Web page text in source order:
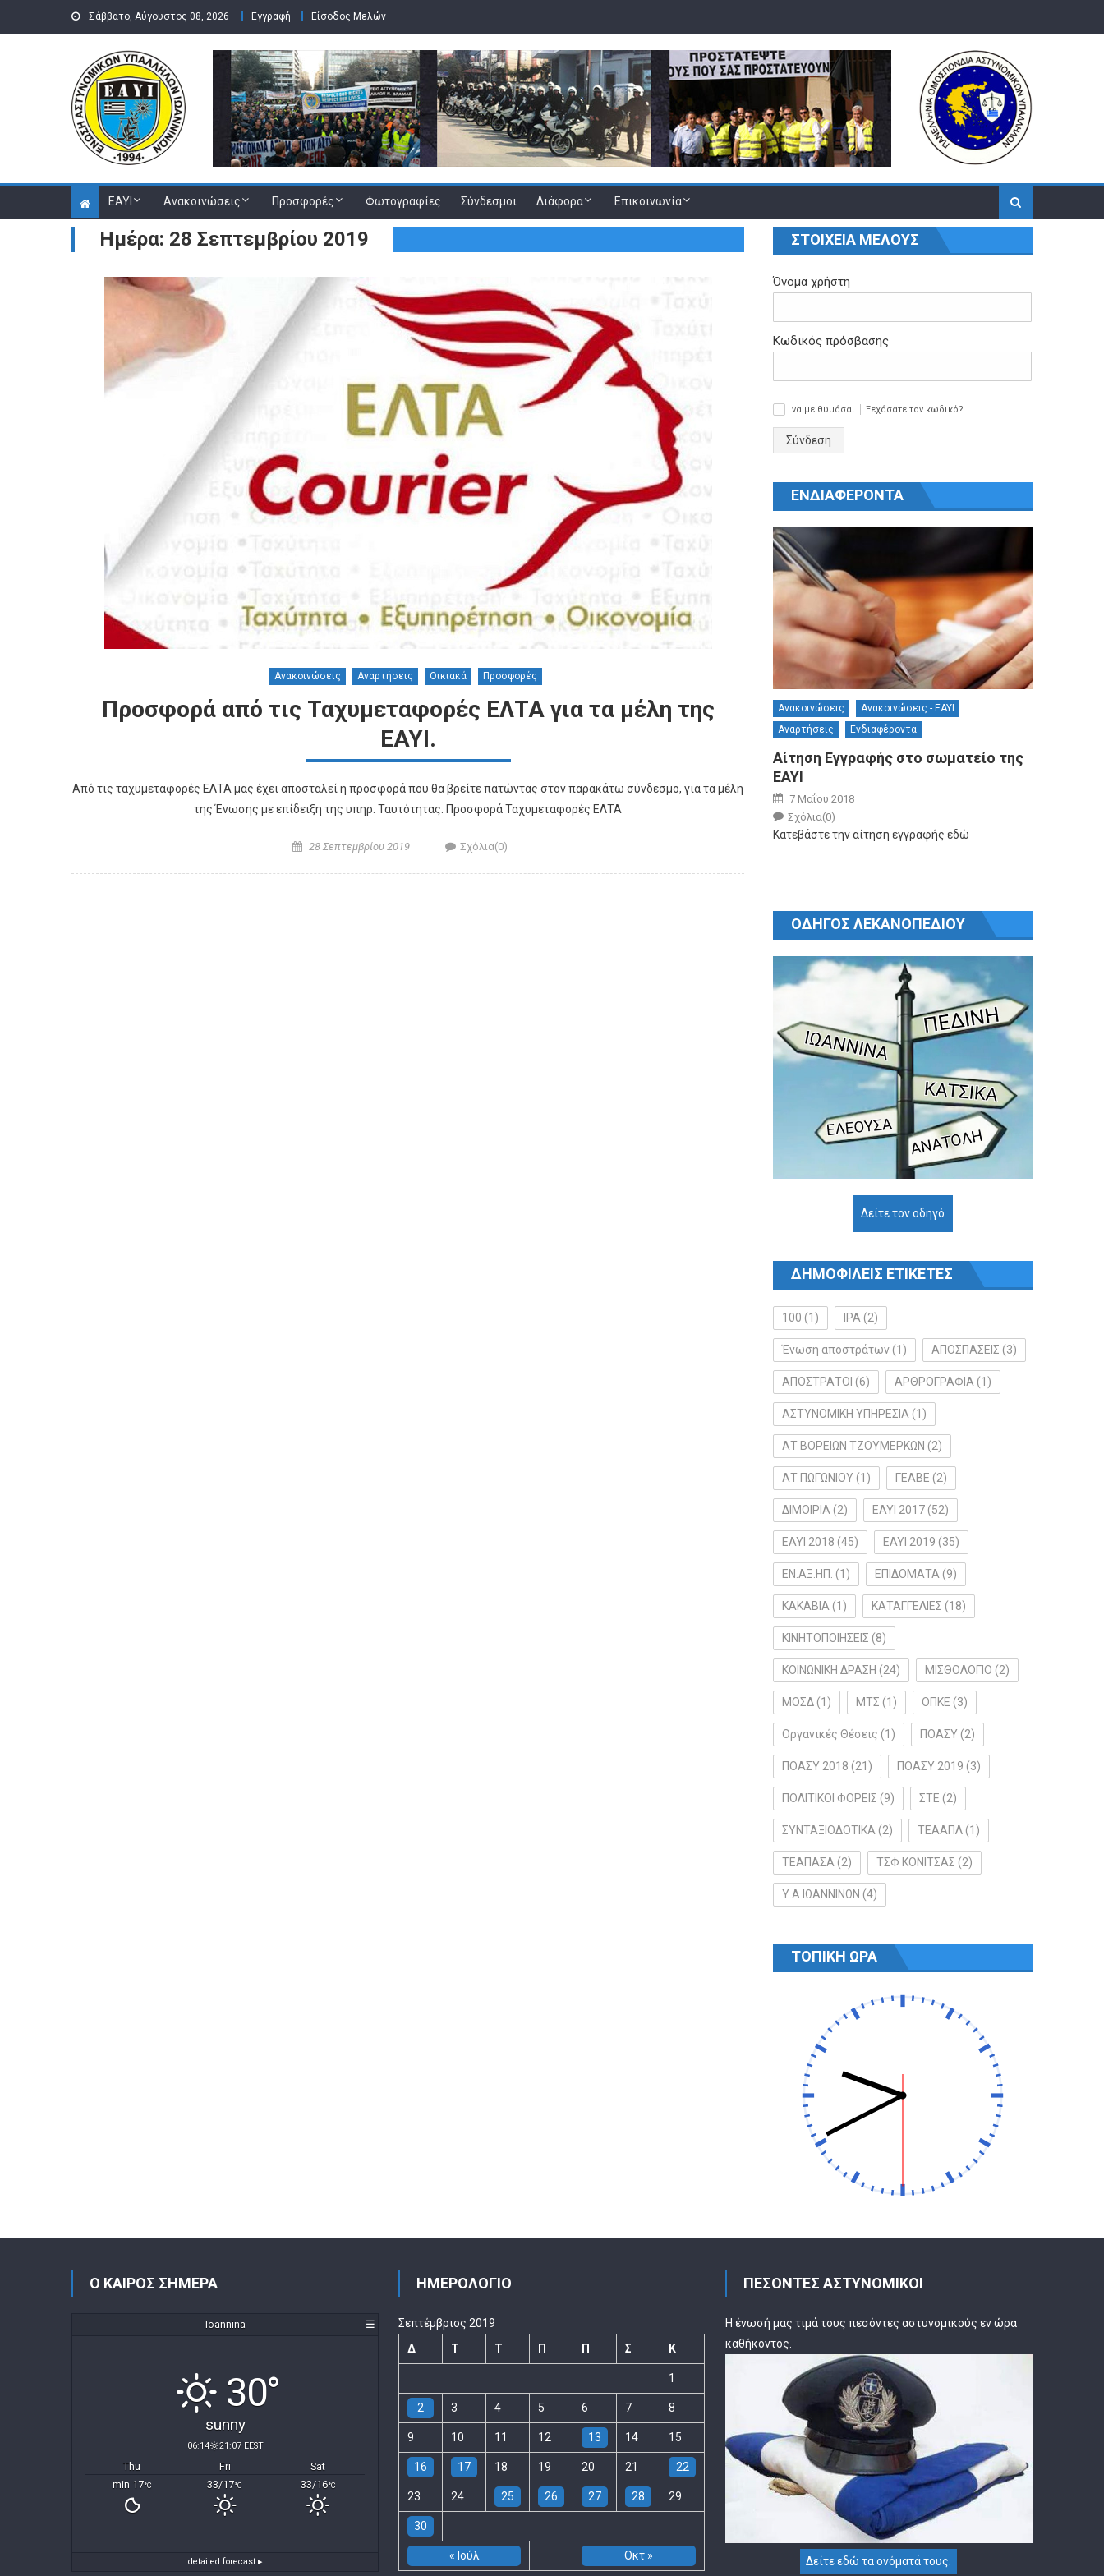
Skip to content Σάββατο, Αύγουστος 08, 2026 Εγγραφή Είσοδος Μελών
ΕΑΥΙ Ανακοινώσεις Προσφορές Φωτογραφίες Σύνδεσμοι Διάφορα Επικοινωνία
Ημέρα: 28 Σεπτεμβρίου 2019
Ανακοινώσεις Αναρτήσεις Οικιακά Προσφορές
Προσφορά από τις Ταχυμεταφορές ΕΛΤΑ για τα μέλη της
ΕΑΥΙ.
Από τις ταχυμεταφορές ΕΛΤΑ μας έχει αποσταλεί η προσφορά που θα βρείτε πατώντας στον παρακάτω σύνδεσμο, για τα μέλη
της Ένωσης με επίδειξη της υπηρ. Ταυτότητας. Προσφορά Ταχυμεταφορές ΕΛΤΑ
Posted on
28 Σεπτεμβρίου 2019 Author Σχόλια(0)
ΣΤΟΙΧΕΙΑ ΜΕΛΟΥΣ
Όνομα χρήστη
Κωδικός πρόσβασης
να με θυμάσαι Ξεχάσατε τον κωδικό?
Σύνδεση
ΕΝΔΙΑΦΕΡΟΝΤΑ
Ανακοινώσεις
Ανακοινώσεις - ΕΑΥΙ
Αναρτήσεις
Ενδιαφέροντα
Αίτηση Εγγραφής στο σωματείο της
ΕΑΥΙ
Posted on
7 Μαΐου 2018
Author
Σχόλια(0)
Κατεβάστε την αίτηση εγγραφής εδώ
ΟΔΗΓΟΣ ΛΕΚΑΝΟΠΕΔΙΟΥ
Δείτε τον οδηγό
ΔΗΜΟΦΙΛΕΙΣ ΕΤΙΚΕΤΕΣ
100 (1) IPA (2)
Ένωση αποστράτων (1) ΑΠΟΣΠΑΣΕΙΣ (3)
ΑΠΟΣΤΡΑΤΟΙ (6) ΑΡΘΡΟΓΡΑΦΙΑ (1)
ΑΣΤΥΝΟΜΙΚΗ ΥΠΗΡΕΣΙΑ (1)
ΑΤ ΒΟΡΕΙΩΝ ΤΖΟΥΜΕΡΚΩΝ (2)
ΑΤ ΠΩΓΩΝΙΟΥ (1) ΓΕΑΒΕ (2)
ΔΙΜΟΙΡΙΑ (2) ΕΑΥΙ 2017 (52)
ΕΑΥΙ 2018 (45) ΕΑΥΙ 2019 (35)
ΕΝ.ΑΞ.ΗΠ. (1) ΕΠΙΔΟΜΑΤΑ (9)
ΚΑΚΑΒΙΑ (1) ΚΑΤΑΓΓΕΛΙΕΣ (18)
ΚΙΝΗΤΟΠΟΙΗΣΕΙΣ (8)
ΚΟΙΝΩΝΙΚΗ ΔΡΑΣΗ (24) ΜΙΣΘΟΛΟΓΙΟ (2)
ΜΟΣΔ (1) ΜΤΣ (1) ΟΠΚΕ (3)
Οργανικές Θέσεις (1) ΠΟΑΣΥ (2)
ΠΟΑΣΥ 2018 (21) ΠΟΑΣΥ 2019 (3)
ΠΟΛΙΤΙΚΟΙ ΦΟΡΕΙΣ (9) ΣΤΕ (2)
ΣΥΝΤΑΞΙΟΔΟΤΙΚΑ (2) ΤΕΑΑΠΛ (1)
ΤΕΑΠΑΣΑ (2) ΤΣΦ ΚΟΝΙΤΣΑΣ (2)
Υ.Α ΙΩΑΝΝΙΝΩΝ (4)
ΤΟΠΙΚΗ ΩΡΑ
Ο ΚΑΙΡΟΣ ΣΗΜΕΡΑ
Ioannina ☰
30°
sunny
06:14 21:07 EEST
Thu Fri
Sat
min 17°C 33/17°C 33/16°C
detailed forecast ▸
ΗΜΕΡΟΛΟΓΙΟ
Σεπτέμβριος 2019
Δ
Τ Τ Π Π Σ Κ
« Ιούλ Οκτ »
1
2 3 4 5 6 7 8
9 10 11 12 13 14 15
16 17 18 19 20 21 22
23 24 25 26 27 28 29
30
ΠΕΣΟΝΤΕΣ ΑΣΤΥΝΟΜΙΚΟΙ
Η ένωσή μας τιμά τους πεσόντες αστυνομικούς εν ώρα
καθήκοντος.
Δείτε εδώ τα ονόματά τους.